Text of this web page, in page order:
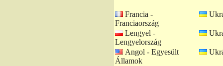
Francia -
Franciaország
Lengyel -
Lengyelország
Angol - Egyesült
Államok